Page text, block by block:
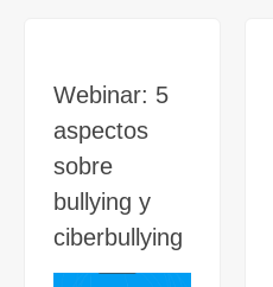
Webinar: 5
aspectos
sobre
bullying y
ciberbullying